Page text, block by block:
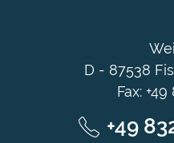
D - 87538
Fax:
+49